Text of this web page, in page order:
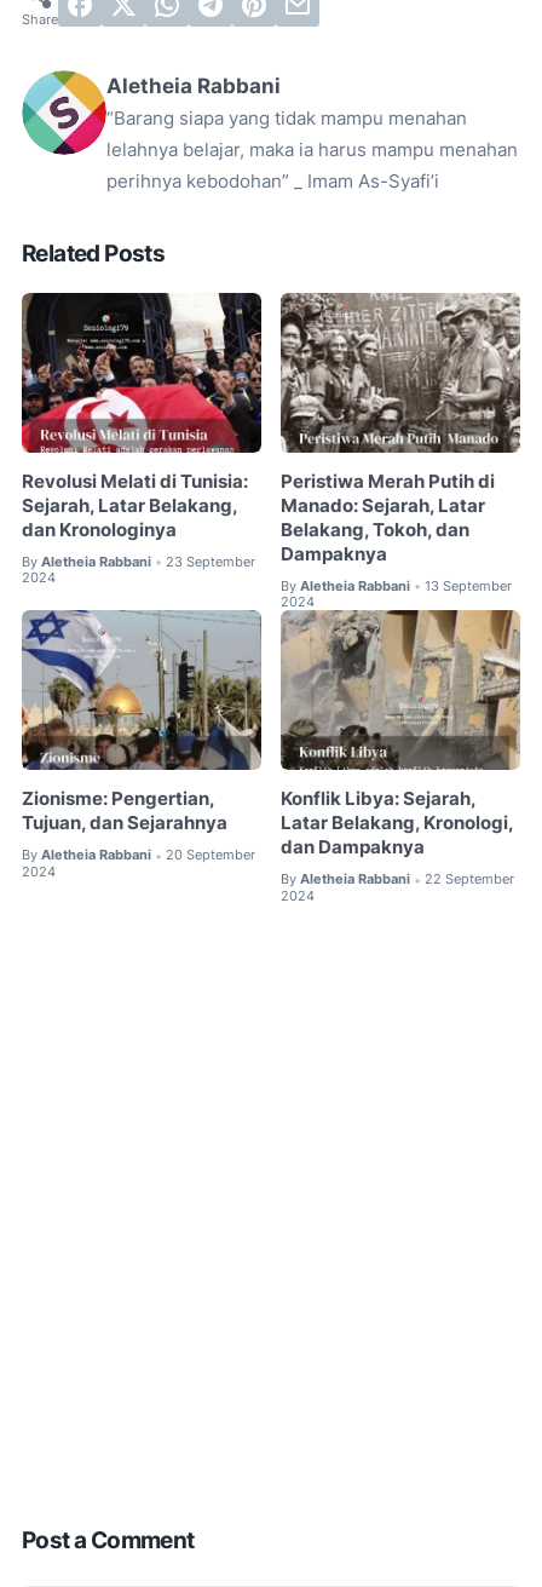
Aletheia Rabbani
“Barang siapa yang tidak mampu menahan
lelahnya belajar, maka ia harus mampu menahan
perihnya kebodohan” _ Imam As-Syafi’i
Related Posts
Revolusi Melati di Tunisia:
Sejarah, Latar Belakang,
dan Kronologinya
By Aletheia Rabbani • 23 September
2024
Peristiwa Merah Putih di
Manado: Sejarah, Latar
Belakang, Tokoh, dan
Dampaknya
By Aletheia Rabbani • 13 September
2024
Zionisme: Pengertian,
Tujuan, dan Sejarahnya
By Aletheia Rabbani • 20 September
2024
Konflik Libya: Sejarah,
Latar Belakang, Kronologi,
dan Dampaknya
By Aletheia Rabbani • 22 September
2024
Post a Comment